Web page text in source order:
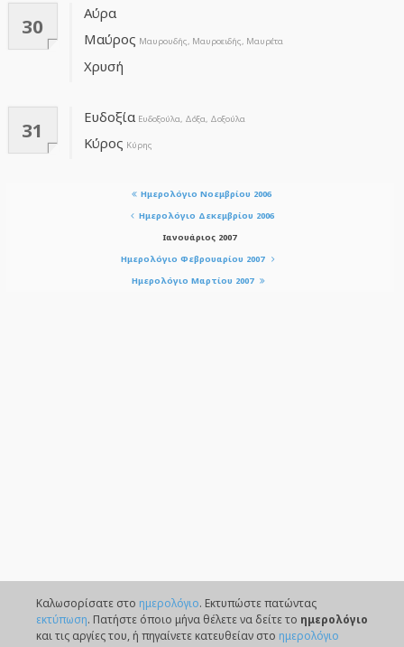
30
Αύρα
Μαύρος Μαυρουδής, Μαυροειδής, Μαυρέτα
Χρυσή
31
Ευδοξία Ευδοξούλα, Δόξα, Δοξούλα
Κύρος Κύρης
Ημερολόγιο Νοεμβρίου 2006
Ημερολόγιο Δεκεμβρίου 2006
Ιανουάριος 2007
Ημερολόγιο Φεβρουαρίου 2007
Ημερολόγιο Μαρτίου 2007
Καλωσορίσατε στο ημερολόγιο. Eκτυπώστε πατώντας
εκτύπωση. Πατήστε όποιο μήνα θέλετε να δείτε το ημερολόγιο
και τις αργίες του, ή πηγαίνετε κατευθείαν στο ημερολόγιο